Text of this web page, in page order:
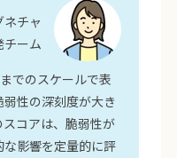
ネチャ
チーム
でのスケールで表
性の深刻度が大き
コアは、脆弱性が
影響を定量的に評